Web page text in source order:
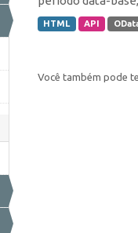
HTML API
Você também pode